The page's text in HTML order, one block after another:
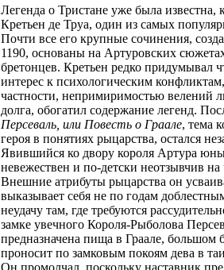
Легенда о Тристане уже была известна,
Кретьен де Труа, один из самых
Почти все его крупные сочинения,
1190, основаны на Артуровских
бретонцев. Кретьен редко придумывал
интерес к психологическим
частности, непримиримостью велений
долга, обогатил содержание легенд.
Персеваль, или Повесть о Граале, тема
героя в понятиях рыцарства, остался
Явившийся ко двору короля Артура
невежествен и по-детски неотзывчив
Внешние атрибуты рыцарства он
выказывает себя не по годам
неудачу там, где требуются
замке увечного Короля-Рыболова
предназначена пища в Граале, большом
проносит по замковым покоям дева в
Он промолчал, поскольку наставник